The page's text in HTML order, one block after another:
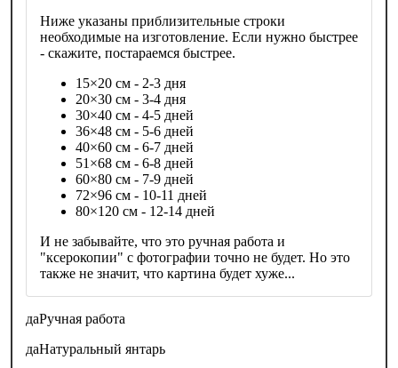
Ниже указаны приблизительные строки
необходимые на изготовление. Если нужно быстрее
- скажите, постараемся быстрее.
15×20 см - 2-3 дня
20×30 см - 3-4 дня
30×40 см - 4-5 дней
36×48 см - 5-6 дней
40×60 см - 6-7 дней
51×68 см - 6-8 дней
60×80 см - 7-9 дней
72×96 см - 10-11 дней
80×120 см - 12-14 дней
И не забывайте, что это ручная работа и
"ксерокопии" с фотографии точно не будет. Но это
также не значит, что картина будет хуже...
даРучная работа
даНатуральный янтарь